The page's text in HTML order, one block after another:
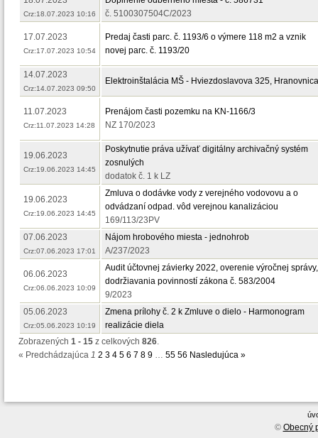
Crz:18.07.2023 10:16
č. 5100307504C/2023
17.07.2023
Crz:17.07.2023 10:54
Predaj časti parc. č. 1193/6 o výmere 118 m2 a vznik
novej parc. č. 1193/20
14.07.2023
Crz:14.07.2023 09:50
Elektroinštalácia MŠ - Hviezdoslavova 325, Hranovnica
11.07.2023
Crz:11.07.2023 14:28
Prenájom časti pozemku na KN-1166/3
NZ 170/2023
19.06.2023
Crz:19.06.2023 14:45
Poskytnutie práva užívať digitálny archivačný systém
zosnulých
dodatok č. 1 k LZ
19.06.2023
Crz:19.06.2023 14:45
Zmluva o dodávke vody z verejného vodovovu a o
odvádzaní odpad. vôd verejnou kanalizáciou
169/113/23PV
07.06.2023
Crz:07.06.2023 17:01
Nájom hrobového miesta - jednohrob
A/237/2023
06.06.2023
Crz:06.06.2023 10:09
Audit účtovnej závierky 2022, overenie výročnej správy,
dodržiavania povinností zákona č. 583/2004
9/2023
05.06.2023
Crz:05.06.2023 10:19
Zmena prílohy č. 2 k Zmluve o dielo - Harmonogram
realizácie diela
Zobrazených 1 - 15 z celkových 826.
« Predchádzajúca 1 2 3 4 5 6 7 8 9 … 55 56 Nasledujúca »
© Obecný